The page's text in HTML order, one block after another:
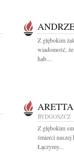
Z głębokim
wiadomość,
hab....
BYDGOSZCZ
Z głębokim
śmierci
Łączymy...